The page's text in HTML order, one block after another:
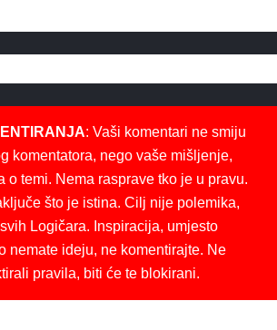
: Vaši komentari ne smiju
komentatora, nego vaše mišljenje,
o temi. Nema rasprave tko je u pravu.
što je istina. Cilj nije polemika,
Logičara. Inspiracija, umjesto
nemate ideju, ne komentirajte. Ne
pravila, biti će te blokirani.